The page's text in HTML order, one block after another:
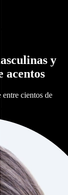
y
acentos
cientos de